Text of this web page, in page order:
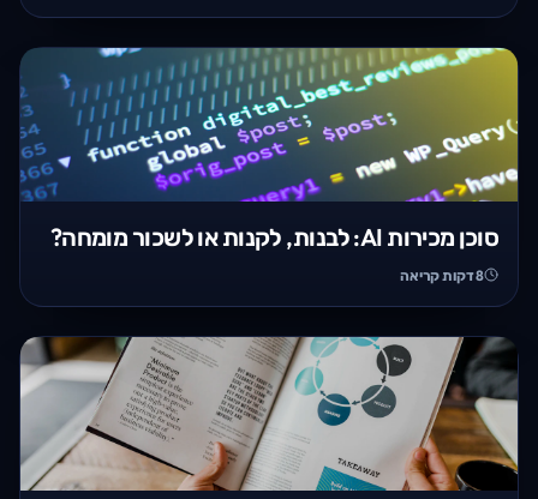
סוכן מכירות AI: לבנות, לקנות או לשכור מומחה?
8דקות קריאה